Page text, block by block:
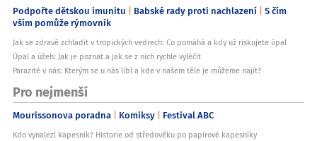
Podpořte dětskou imunitu Babské rady proti nachlazení S čím
vším pomůže rýmovník
Jak se zdravě zchladit v tropických vedrech: Co pomáhá a kdy už riskujete úpal
Úpal a úžeh: Jak je poznat a jak se z nich rychle vyléčit
Parazité v nás: Kterým se u nás líbí a kde v našem těle je můžeme najít?
Pro nejmenší
Mourissonova poradna Komiksy Festival ABC
Kdo vynalezl kapesník? Historie od středověku po papírové kapesníky